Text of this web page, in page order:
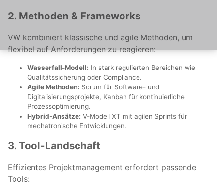
2. Methoden & Frameworks
VW kombiniert klassische und agile Methoden, um
flexibel auf Anforderungen zu reagieren:
Wasserfall-Modell: In stark regulierten Bereichen wie
Qualitätssicherung oder Compliance.
Agile Methoden: Scrum für Software- und
Digitalisierungsprojekte, Kanban für kontinuierliche
Prozessoptimierung.
Hybrid-Ansätze: V-Modell XT mit agilen Sprints für
mechatronische Entwicklungen.
3. Tool-Landschaft
Effizientes Projektmanagement erfordert passende
Tools: